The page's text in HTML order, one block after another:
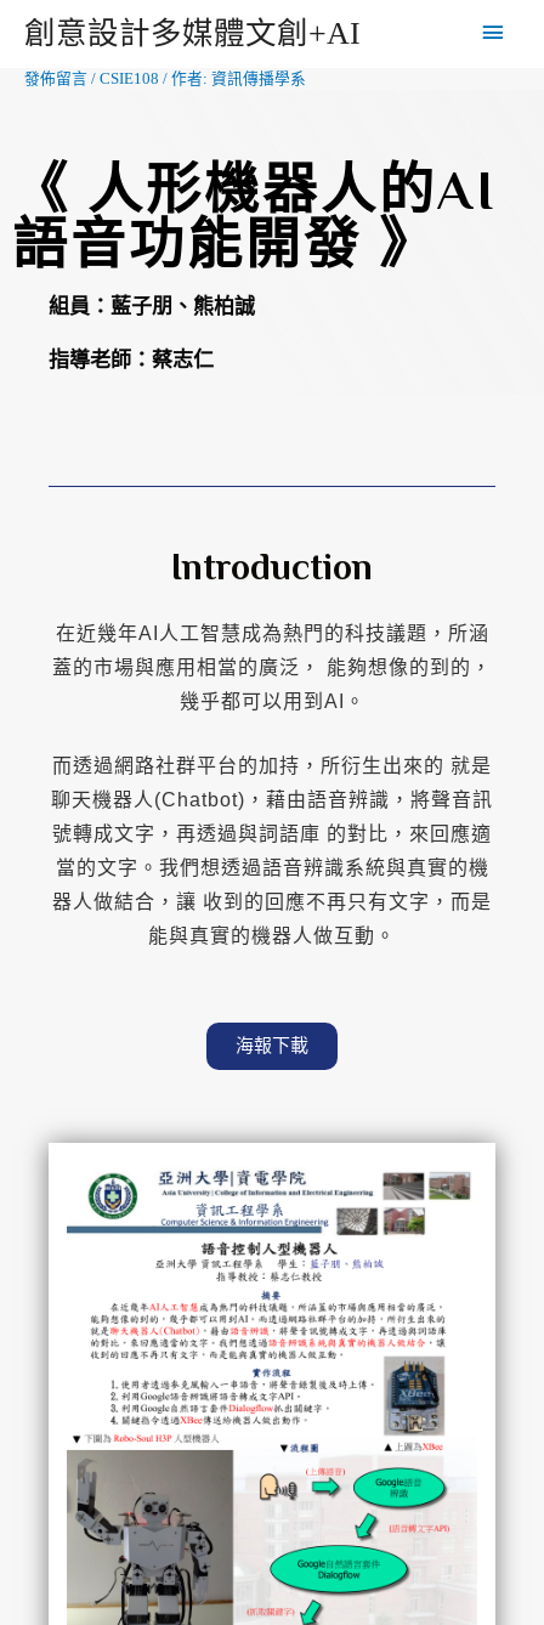
創意設計多媒體文創+AI
發佈留言 / CSIE108 / 作者: 資訊傳播學系
《 人形機器人的AI
語音功能開發 》
組員：藍子朋、熊柏誠
指導老師：蔡志仁
Introduction
在近幾年AI人工智慧成為熱門的科技議題，所涵
蓋的市場與應用相當的廣泛， 能夠想像的到的，
幾乎都可以用到AI。
而透過網路社群平台的加持，所衍生出來的 就是
聊天機器人(Chatbot)，藉由語音辨識，將聲音訊
號轉成文字，再透過與詞語庫 的對比，來回應適
當的文字。我們想透過語音辨識系統與真實的機
器人做結合，讓 收到的回應不再只有文字，而是
能與真實的機器人做互動。
海報下載